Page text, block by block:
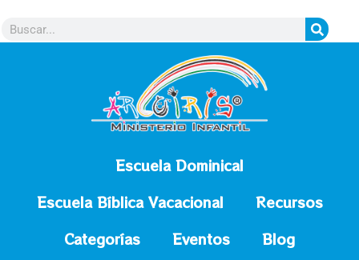
Escuela Dominical
Escuela Bíblica Vacacional
Recursos
Categorías
Eventos Blog